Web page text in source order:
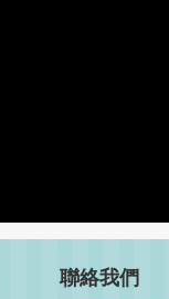
聯絡我們